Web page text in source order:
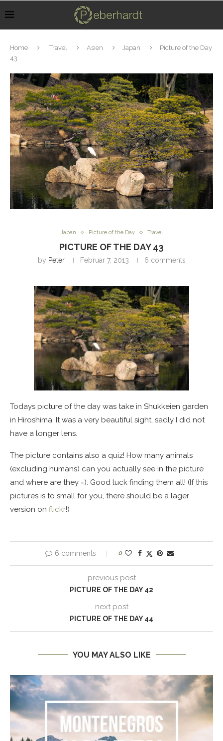
Home Travel Asien Japan
Picture of the Day
43
Japan Picture of the Day Travel
PICTURE OF THE DAY 43
by Peter Februar 7, 2013 6 comments
Todays picture of the day was take in Shukkeien garden
in Hiroshima. It was a very beautiful sight, sadly I did not
have a longer lens.
The picture contains also a quiz! How many animals
(excluding humans) can you actually see in the picture
and where are they =). Good luck finding them all! (If this
pictures is to small for you, there should be a lager
version on flickr!)
6 comments 0
previous post
PICTURE OF THE DAY 42
next post
PICTURE OF THE DAY 44
YOU MAY ALSO LIKE